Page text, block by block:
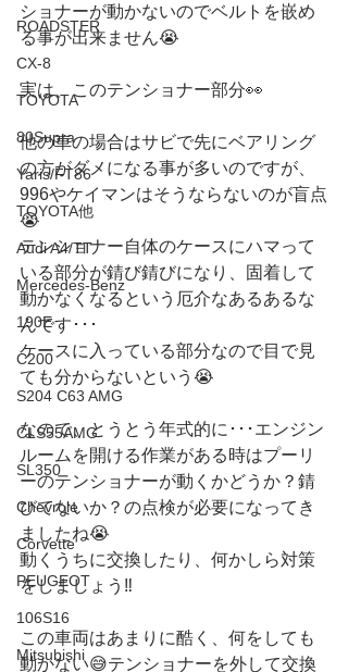
ROADSTER
CX-8
TOYOTA
80Supra
Yaris/FT86
TOYOTA他
Audi A4/TT
Mercedes-Benz
190E
C200
S204 C63 AMG
CLS55AMG
SL350
Chevrole
Corvette
PEUGEOT
106S16
Mitsubishi
ショナーが動かないのでベルトを嵌め
る事が出来ません😭
実は、このテンショナー部分👀
他の車の場合はサビで先にベアリング
の方がダメになる事が多いのですが、
996やケイマンはそうならないのが盲点
😭
テンショナー自体のケースにハマって
いる部分が錆び錆びになり、固着して
動かなくなるという厄介なあるあるな
んです･･･
ケースに入っている部分なので目で見
ても分からないという😭
なので、とうとう年式的に･･･エンジン
ルームを開ける作業がある時はプーリ
ーのテンショナーが動くかどうか？錆
びてないか？の点検が必要になってき
ましたね😭
動くうちに交換したり、何かしら対策
をしましょう‼️
この車両はあまりに酷く、何をしても
動かない😅テンショナーを外して交換